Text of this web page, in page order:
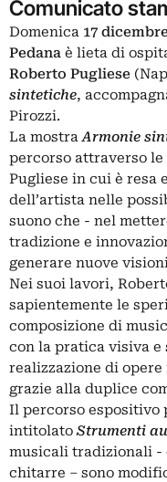
Comunicato
Domenica 17
Pedana è lieta di
Roberto Pugliese
sintetiche,
Pirozzi.
La mostraArmonie
percorso attraverso
Pugliese in cui è resa
dell’artista nelle
suono che - nel
tradizione e
generare nuove
Nei suoi lavori,
sapientemente le
composizione di
con la pratica visiva
realizzazione di
grazie alla duplice
Il percorso espositivo
intitolato Strumenti
musicali tradizionali -
chitarre – sono